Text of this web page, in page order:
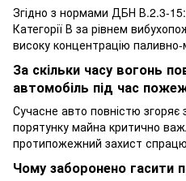
Згідно з нормами ДБН В.2.3-
Категорії В за рівнем
високу концентрацію паливно-
За скільки часу вогонь
автомобіль під час
Сучасне авто повністю
порятунку майна критично
протипожежний захист
Чому заборонено